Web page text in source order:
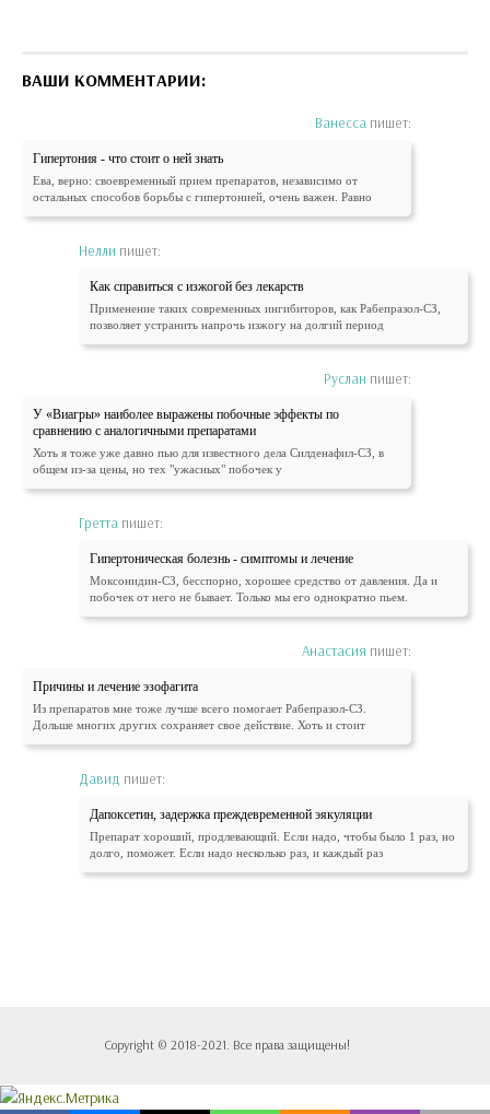
ВАШИ КОММЕНТАРИИ:
Ванесса пишет:
Гипертония - что стоит о ней знать
Ева, верно: своевременный прием препаратов, независимо от
остальных способов борьбы с гипертонией, очень важен. Равно
Нелли пишет:
Как справиться с изжогой без лекарств
Применение таких современных ингибиторов, как Рабепразол-СЗ,
позволяет устранить напрочь изжогу на долгий период
Руслан пишет:
У «Виагры» наиболее выражены побочные эффекты по
сравнению с аналогичными препаратами
Хоть я тоже уже давно пью для известного дела Силденафил-СЗ, в
общем из-за цены, но тех "ужасных" побочек у
Гретта пишет:
Гипертоническая болезнь - симптомы и лечение
Моксонидин-СЗ, бесспорно, хорошее средство от давления. Да и
побочек от него не бывает. Только мы его однократно пьем.
Анастасия пишет:
Причины и лечение эзофагита
Из препаратов мне тоже лучше всего помогает Рабепразол-СЗ.
Дольше многих других сохраняет свое действие. Хоть и стоит
Давид пишет:
Дапоксетин, задержка преждевременной эякуляции
Препарат хороший, продлевающий. Если надо, чтобы было 1 раз, но
долго, поможет. Если надо несколько раз, и каждый раз
Copyright © 2018-2021. Все права защищены!